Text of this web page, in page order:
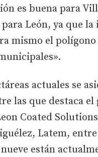
es buena para
León, ya que la
mismo el polígono
actuales se
las que destaca el
Coated
Latem,
están